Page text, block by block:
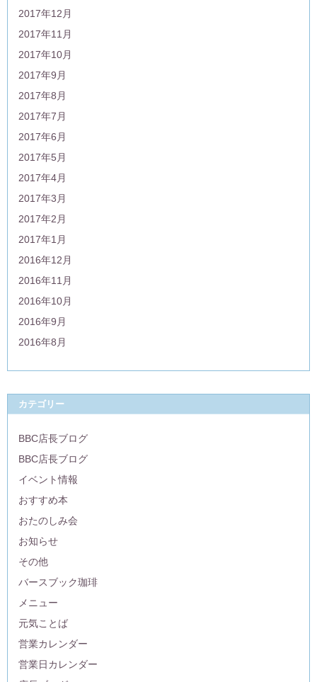
2017年12月
2017年11月
2017年10月
2017年9月
2017年8月
2017年7月
2017年6月
2017年5月
2017年4月
2017年3月
2017年2月
2017年1月
2016年12月
2016年11月
2016年10月
2016年9月
2016年8月
カテゴリー
BBC店長ブログ
BBC店長ブログ
イベント情報
おすすめ本
おたのしみ会
お知らせ
その他
バースブック珈琲
メニュー
元気ことば
営業カレンダー
営業日カレンダー